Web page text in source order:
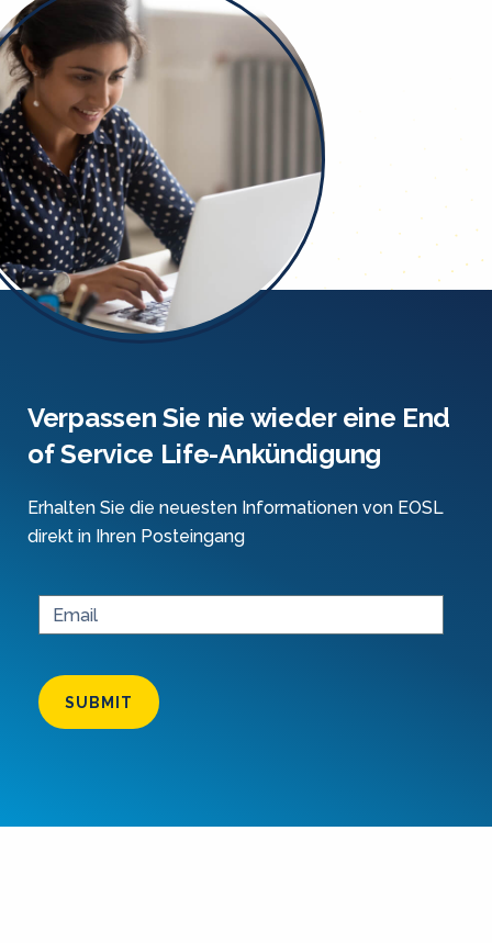
Verpassen Sie nie wieder eine End
of Service Life-Ankündigung
Erhalten Sie die neuesten Informationen von EOSL
direkt in Ihren Posteingang
SUBMIT